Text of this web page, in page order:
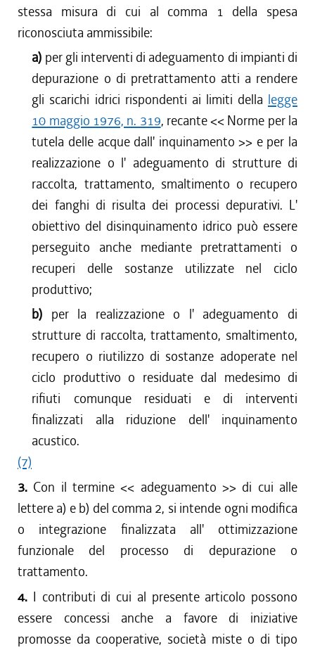
stessa misura di cui al comma 1 della spesa
riconosciuta ammissibile:
a) per gli interventi di adeguamento di impianti di
depurazione o di pretrattamento atti a rendere
gli scarichi idrici rispondenti ai limiti della legge
10 maggio 1976, n. 319, recante << Norme per la
tutela delle acque dall' inquinamento >> e per la
realizzazione o l' adeguamento di strutture di
raccolta, trattamento, smaltimento o recupero
dei fanghi di risulta dei processi depurativi. L'
obiettivo del disinquinamento idrico può essere
perseguito anche mediante pretrattamenti o
recuperi delle sostanze utilizzate nel ciclo
produttivo;
b) per la realizzazione o l' adeguamento di
strutture di raccolta, trattamento, smaltimento,
recupero o riutilizzo di sostanze adoperate nel
ciclo produttivo o residuate dal medesimo di
rifiuti comunque residuati e di interventi
finalizzati alla riduzione dell' inquinamento
acustico.
(7)
3. Con il termine << adeguamento >> di cui alle
lettere a) e b) del comma 2, si intende ogni modifica
o integrazione finalizzata all' ottimizzazione
funzionale del processo di depurazione o
trattamento.
4. I contributi di cui al presente articolo possono
essere concessi anche a favore di iniziative
promosse da cooperative, società miste o di tipo